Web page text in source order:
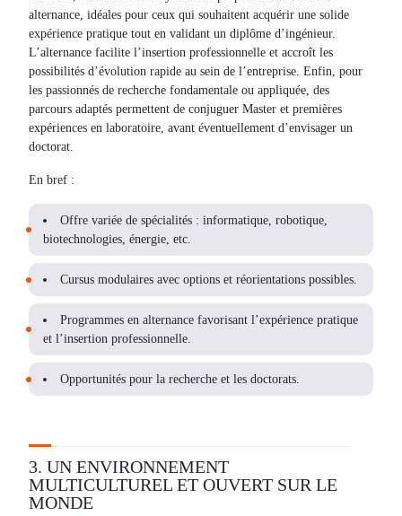
alternance, idéales pour ceux qui souhaitent acquérir une solide
expérience pratique tout en validant un diplôme d’ingénieur.
L’alternance facilite l’insertion professionnelle et accroît les
possibilités d’évolution rapide au sein de l’entreprise. Enfin, pour
les passionnés de recherche fondamentale ou appliquée, des
parcours adaptés permettent de conjuguer Master et premières
expériences en laboratoire, avant éventuellement d’envisager un
doctorat.
En bref :
Offre variée de spécialités : informatique, robotique,
biotechnologies, énergie, etc.
Cursus modulaires avec options et réorientations possibles.
Programmes en alternance favorisant l’expérience pratique
et l’insertion professionnelle.
Opportunités pour la recherche et les doctorats.
3. UN ENVIRONNEMENT
MULTICULTUREL ET OUVERT SUR LE
MONDE